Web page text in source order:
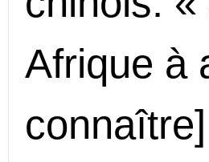
Afrique à